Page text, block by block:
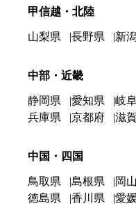
甲信越・北陸
山梨県 長野県 新
中部・近畿
静岡県 愛知県 岐
兵庫県
京都府 滋
中国・四国
鳥取県 島根県 岡
徳島県
香川県 愛